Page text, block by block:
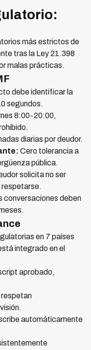
más estrictos de
tras la Ley 21.398
malas prácticas.
debe identificar la
segundos.
8:00-20:00,
diarias por deudor.
Cero tolerancia a
pública.
solicita no ser
conversaciones deben
en 7 países
integrado en el
aprobado,
respetan
automáticamente